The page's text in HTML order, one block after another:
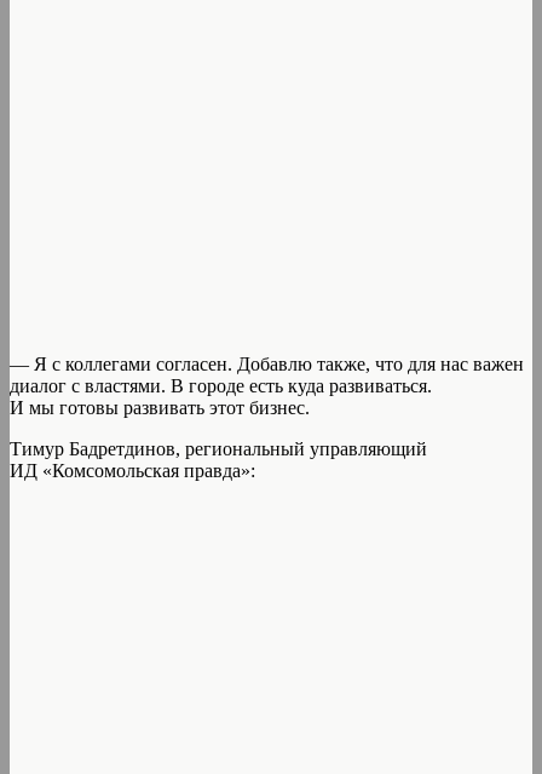
— Я с коллегами согласен. Добавлю также, что для нас важен
диалог с властями. В городе есть куда развиваться.
И мы готовы развивать этот бизнес.
Тимур Бадретдинов, региональный управляющий
ИД «Комсомольская правда»: